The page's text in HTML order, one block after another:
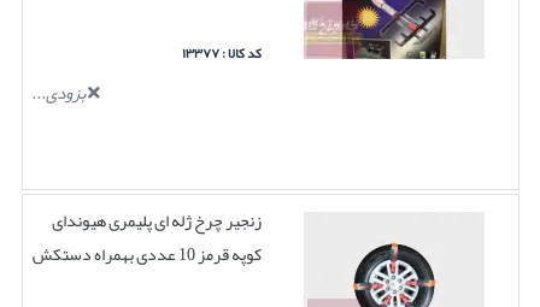
کد کالا : ۱۳۳۷۷
بزودی...
زنجیر چرخ ژله ای پلیمری هیوندای
کوپه قرمز 10 عددی بهمراه دستکش